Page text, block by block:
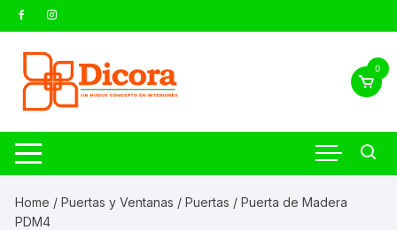
0
Home /Puertas y Ventanas /Puertas / Puerta de Madera
PDM4